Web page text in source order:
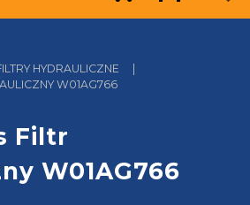
HYDRAULICZNE
|
W01AG766
Filtr
W01AG766